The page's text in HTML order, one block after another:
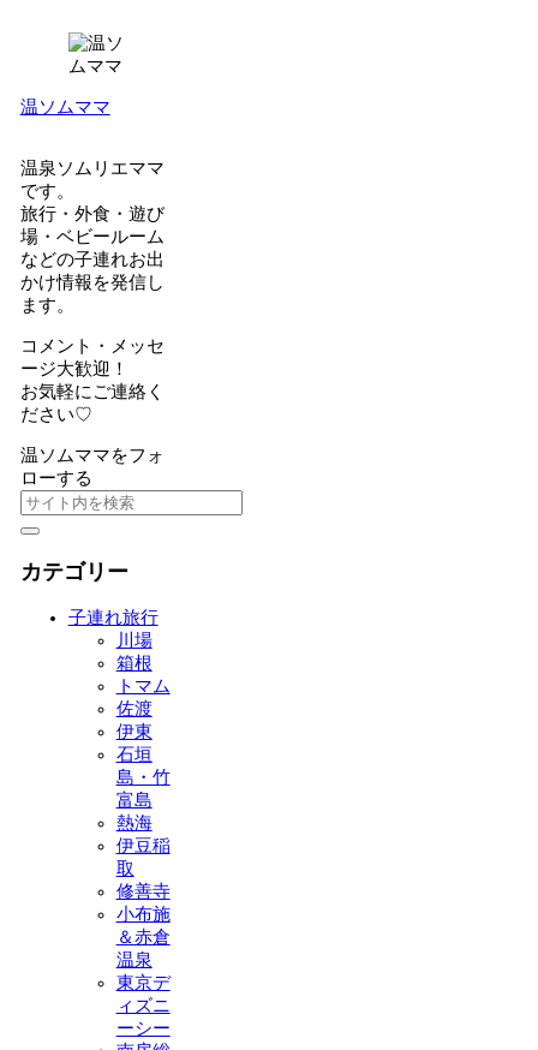
温ソムママ
温泉ソムリエママ
です。
旅行・外食・遊び
場・ベビールーム
などの子連れお出
かけ情報を発信し
ます。
コメント・メッセ
ージ大歓迎！
お気軽にご連絡く
ださい♡
温ソムママをフォ
ローする
カテゴリー
子連れ旅行
川場
箱根
トマム
佐渡
伊東
石垣
島・竹
富島
熱海
伊豆稲
取
修善寺
小布施
＆赤倉
温泉
東京デ
ィズニ
ーシー